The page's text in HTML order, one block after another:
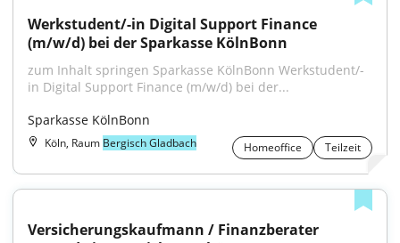
Werkstudent/-in Digital Support Finance
(m/w/d) bei der Sparkasse KölnBonn
zum Inhalt springen Sparkasse KölnBonn Werkstudent/-
in Digital Support Finance (m/w/d) bei der...
Sparkasse KölnBonn
Köln, Raum Bergisch Gladbach Homeoffice Teilzeit
Versicherungskaufmann / Finanzberater